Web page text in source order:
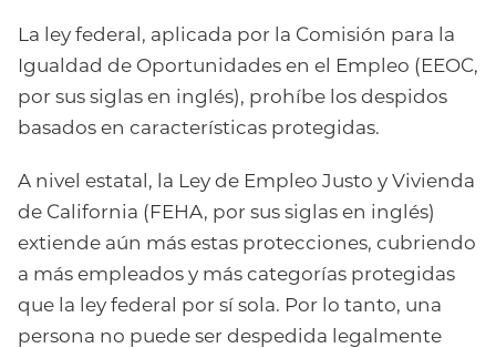
La ley federal, aplicada por la Comisión para la
Igualdad de Oportunidades en el Empleo (EEOC,
por sus siglas en inglés), prohíbe los despidos
basados en características protegidas.
A nivel estatal, la Ley de Empleo Justo y Vivienda
de California (FEHA, por sus siglas en inglés)
extiende aún más estas protecciones, cubriendo
a más empleados y más categorías protegidas
que la ley federal por sí sola. Por lo tanto, una
persona no puede ser despedida legalmente